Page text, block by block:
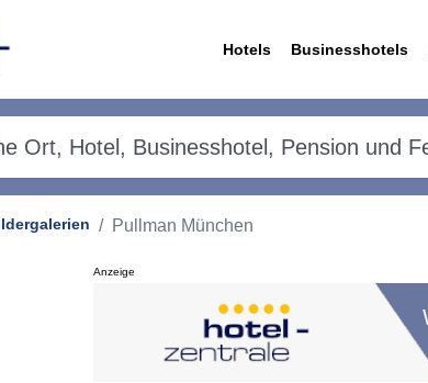
Hotels Businesshotels
Pullman München
Anzeige